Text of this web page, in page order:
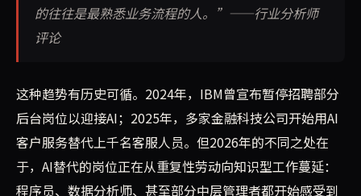
的往往是最熟悉业务流程的人。”——行业分析师
评论
这种趋势有历史可循。2024年，IBM曾宣布暂停招聘部分
后台岗位以迎接AI；2025年，多家金融科技公司开始用AI
客户服务替代上千名客服人员。但2026年的不同之处在
于，AI替代的岗位正在从重复性劳动向知识型工作蔓延：
程序员、数据分析师、甚至部分中层管理者都开始感受到